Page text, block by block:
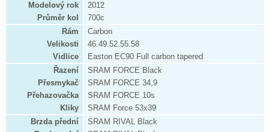
Modelový rok
2012
Průměr kol
700c
Rám
Carbon
Velikosti
46.49.52.55.58
Vidlice
Easton EC90 Full carbon tapered
Řazení
SRAM FORCE Black
Přesmykač
SRAM FORCE 34,9
Přehazovačka
SRAM FORCE 10s
Kliky
SRAM Force 53x39
Brzda přední
SRAM RIVAL Black